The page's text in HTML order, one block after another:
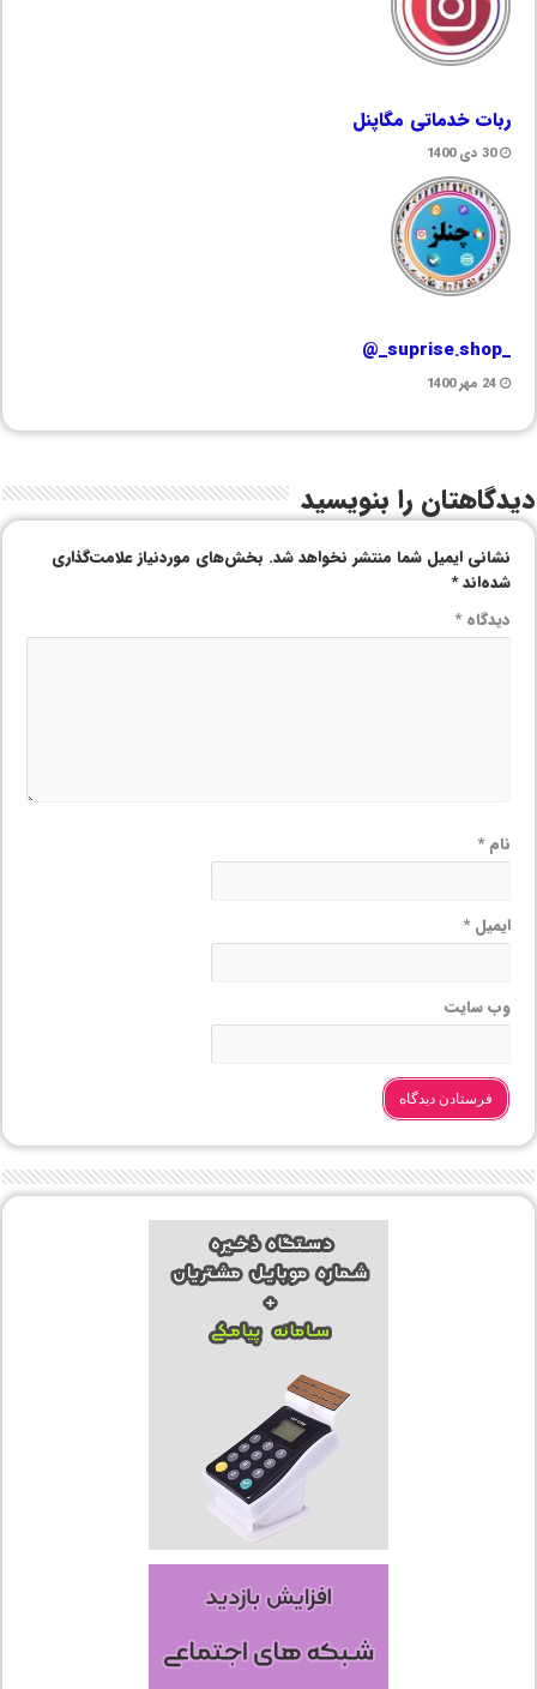
ربات خدماتی مگاپنل
30 دی 1400
_suprise.shop_@
24 مهر 1400
دیدگاهتان را بنویسید
نشانی ایمیل شما منتشر نخواهد شد. بخش‌های موردنیاز علامت‌گذاری
شده‌اند*
دیدگاه*
نام*
ایمیل*
وب‌ سایت